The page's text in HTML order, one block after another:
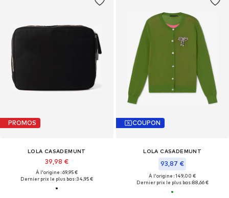
PROMOS
LOLA CASADEMUNT
39,98 €
À l'origine : 69,95 €
Dernier prix le plus bas :34,95 €
COUPON
LOLA CASADEMUNT
93,87 €
À l'origine : 149,00 €
Dernier prix le plus bas :88,66 €